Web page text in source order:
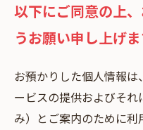
以下にご同意の上
うお願い申し上げま
お預かりした個⼈情報
ービスの提供およびそ
み）とご案内のために利